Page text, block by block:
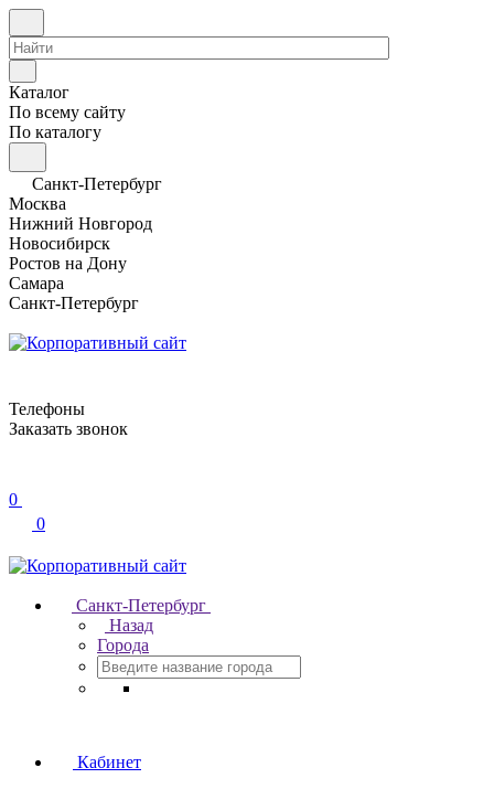
Каталог
По всему сайту
По каталогу
Санкт-Петербург
Москва
Нижний Новгород
Новосибирск
Ростов на Дону
Самара
Санкт-Петербург
Телефоны
Заказать звонок
0
0
Санкт-Петербург
Назад
Города
Кабинет